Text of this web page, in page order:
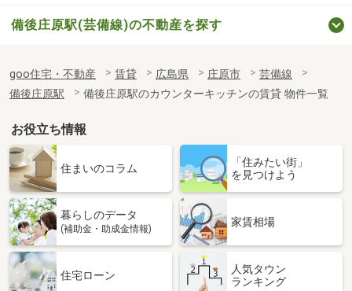
備後庄原駅(芸備線)の不動産を探す
goo住宅・不動産 賃貸 広島県 庄原市
芸備線
備後庄原駅
備後庄原駅のカウンターキッチンの賃貸 物件一覧
お役立ち情報
住まいのコラム
「住みたい街」
を見つけよう
暮らしのデータ
(補助金・助成金情報)
家賃相場
住宅ローン
人気タウン
ランキング